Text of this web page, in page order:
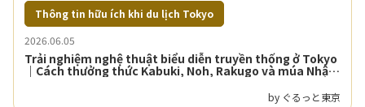
Thông tin hữu ích khi du lịch Tokyo
2026.06.05
Trải nghiệm nghệ thuật biểu diễn truyền thống ở Tokyo
｜Cách thưởng thức Kabuki, Noh, Rakugo và múa Nhật
by ぐるっと東京